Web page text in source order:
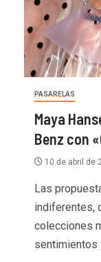
PASARELAS
Maya
Benz con
10 de abril de
Las
indiferentes,
colecciones
sentimientos